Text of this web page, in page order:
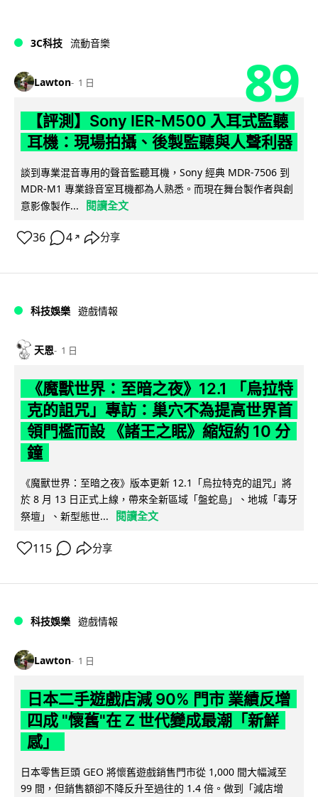
3C科技 流動音樂
Lawton 1 日 89
【評測】Sony IER-M500 入耳式監聽
耳機：現場拍攝、後製監聽與人聲利器
談到專業混音專用的聲音監聽耳機，Sony 經典 MDR-7506 到
MDR-M1 專業錄音室耳機都為人熟悉。而現在舞台製作者與創
意影像製作...
閱讀全文
36 4 ↗ 分享
科技娛樂 遊戲情報
天恩 1 日
《魔獸世界：至暗之夜》12.1 「烏拉特
克的詛咒」專訪：巢穴不為提高世界首
領門檻而設 《諸王之眠》縮短約 10 分
鐘
《魔獸世界：至暗之夜》版本更新 12.1「烏拉特克的詛咒」將
於 8 月 13 日正式上線，帶來全新區域「盤蛇島」、地城「毒牙
祭壇」、新型態世...
閱讀全文
115 分享
科技娛樂 遊戲情報
Lawton 1 日
日本二手遊戲店減 90% 門市 業績反增
四成 "懷舊"在 Z 世代變成最潮「新鮮
感」
日本零售巨頭 GEO 將懷舊遊戲銷售門市從 1,000 間大幅減至
99 間，但銷售額卻不降反升至過往的 1.4 倍。做到「減店增